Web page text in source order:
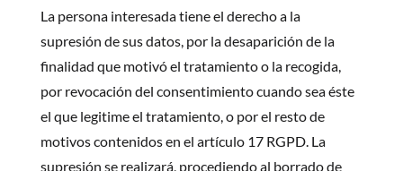
La persona interesada tiene el derecho a la
supresión de sus datos, por la desaparición de la
finalidad que motivó el tratamiento o la recogida,
por revocación del consentimiento cuando sea éste
el que legitime el tratamiento, o por el resto de
motivos contenidos en el artículo 17 RGPD. La
supresión se realizará, procediendo al borrado de